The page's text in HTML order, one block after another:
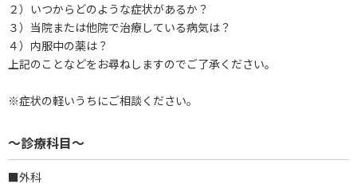
２）いつからどのような症状があるか？
３）当院または他院で治療している病気は？
４）内服中の薬は？
上記のことなどをお尋ねしますのでご了承ください。
※症状の軽いうちにご相談ください。
～診療科目～
■外科